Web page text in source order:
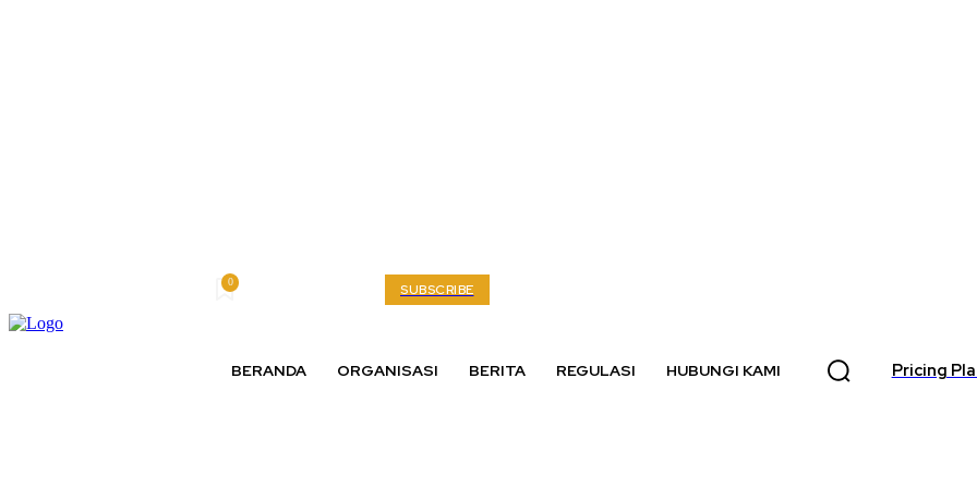
0 SUBSCRIBE
BERANDA ORGANISASI BERITA REGULASI HUBUNGI KAMI Pricing